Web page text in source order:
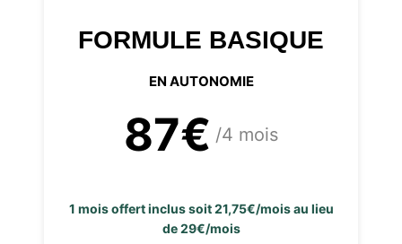
FORMULE BASIQUE
EN AUTONOMIE
87€ /4 mois
1 mois offert inclus soit 21,75€/mois au lieu
de 29€/mois